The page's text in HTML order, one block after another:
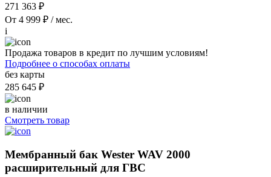
271 363 ₽
От 4 999 ₽ / мес.
i
Продажа товаров в кредит по лучшим условиям!
Подробнее о способах оплаты
без карты
285 645 ₽
в наличии
Смотреть товар
Мембранный бак Wester WAV 2000
расширительный для ГВС